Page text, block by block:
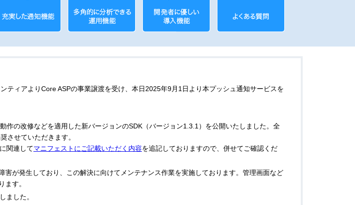
ティアよりCore ASPの事業譲渡を受け、本日2025年9月1日より本プッシュ通知サービスを
作の改修などを適用した新バージョンのSDK（バージョン1.3.1）を公開いたしました。全
させていただきます。
関連してマニフェストにご記載いただく内容を追記しておりますので、併せてご確認くだ
害が発生しており、この解決に向けてメンテナンス作業を実施しております。管理画面など
ます。
ました。